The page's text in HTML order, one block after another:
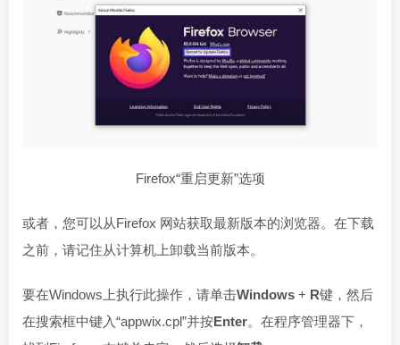
Firefox“重启更新”选项
或者，您可以从Firefox 网站获取最新版本的浏览器。在下载
之前，请记住从计算机上卸载当前版本。
要在Windows上执行此操作，请单击Windows + R键，然后
在搜索框中键入“appwix.cpl”并按Enter。在程序管理器下，